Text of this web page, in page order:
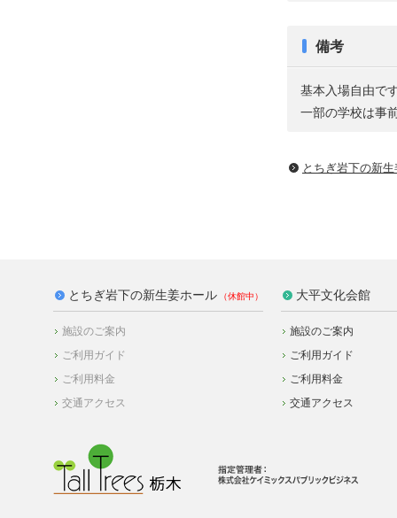
備考
基本入場自由で
一部の学校は事
とちぎ岩下の新
とちぎ岩下の新生姜ホール
施設のご案内
ご利用ガイド
ご利用料金
交通アクセス
大平文化会館
施設のご案内
ご利用ガイド
ご利用料金
交通アクセス